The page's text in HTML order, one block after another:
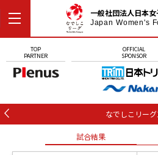
一般社団法人日本
Japan Women's
TOP
PARTNER
OFFICIAL
SPONSOR
なでしこリー
試合結果